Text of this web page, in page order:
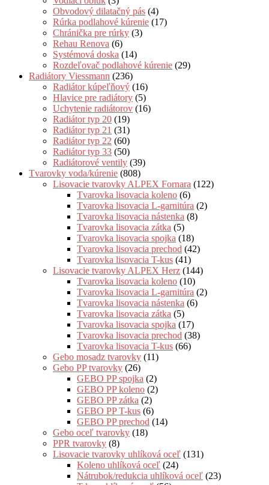
Obvodový dilatačný pás (4)
Rúrka podlahové kúrenie (17)
Chránička pre rúrky (3)
Rehau Renova (6)
Systémová doska (14)
Rozdeľovač podlahové kúrenie (29)
Radiátory Viessmann (236)
Radiátor kúpeľňový (16)
Hlavice pre radiátory (5)
Uchytenie radiátorov (16)
Radiátor typ 20 (19)
Radiátor typ 21 (31)
Radiátor typ 22 (60)
Radiátor typ 33 (50)
Radiátorové ventily (39)
Tvarovky voda/kúrenie (808)
Lisovacie tvarovky ALPEX Fornara (122)
Tvarovka lisovacia koleno (6)
Tvarovka lisovacia L-garnitúra (2)
Tvarovka lisovacia nástenka (8)
Tvarovka lisovacia zátka (5)
Tvarovka lisovacia spojka (18)
Tvarovka lisovacia prechod (42)
Tvarovka lisovacia T-kus (41)
Lisovacie tvarovky ALPEX Herz (144)
Tvarovka lisovacia koleno (10)
Tvarovka lisovacia L-garnitúra (2)
Tvarovka lisovacia nástenka (6)
Tvarovka lisovacia zátka (5)
Tvarovka lisovacia spojka (17)
Tvarovka lisovacia prechod (38)
Tvarovka lisovacia T-kus (66)
Gebo mosadz tvarovky (11)
Gebo PP tvarovky (26)
GEBO PP spojka (2)
GEBO PP koleno (2)
GEBO PP zátka (2)
GEBO PP T-kus (6)
GEBO PP prechod (14)
Gebo oceľ tvarovky (18)
PPR tvarovky (8)
Lisovacie tvarovky uhlíková oceľ (131)
Koleno uhlíková oceľ (24)
Nátrubok/redukcia uhlíková oceľ (23)